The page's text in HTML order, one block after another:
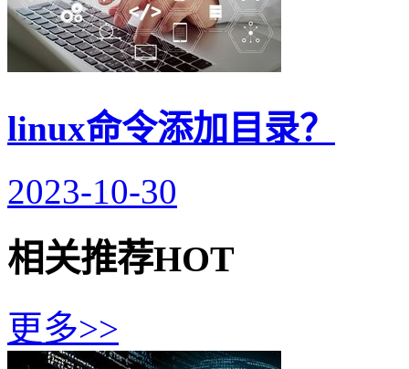
linux命令添加目录？
2023-10-30
相关推荐HOT
更多>>